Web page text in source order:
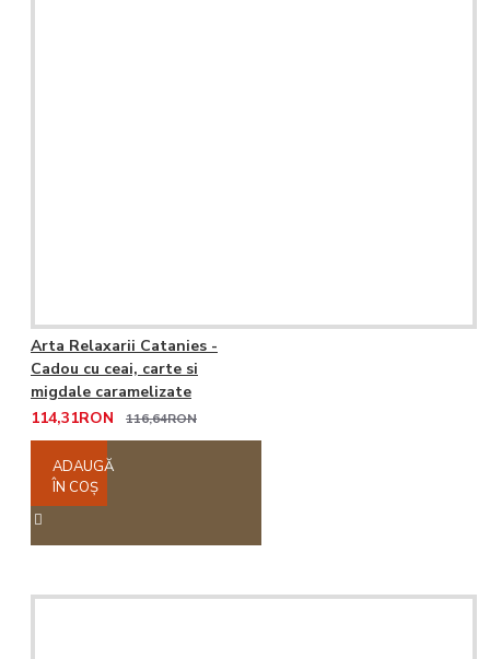
Arta Relaxarii Catanies -
Cadou cu ceai, carte si
migdale caramelizate
114,31RON
116,64RON
ADAUGĂ
ÎN COŞ